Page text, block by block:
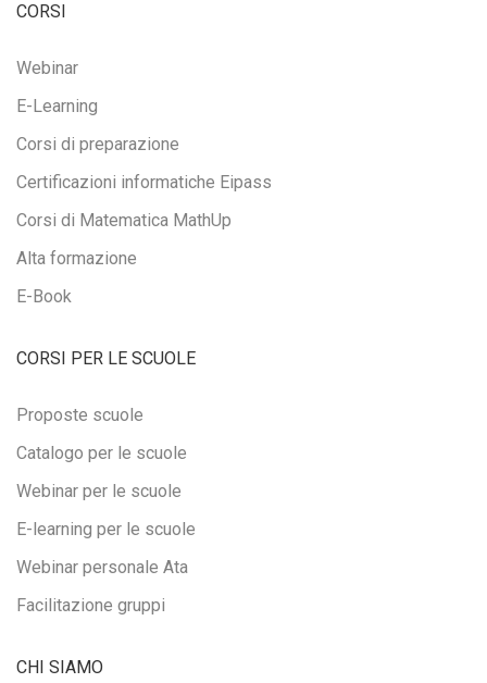
CORSI
Webinar
E-Learning
Corsi di preparazione
Certificazioni informatiche Eipass
Corsi di Matematica MathUp
Alta formazione
E-Book
CORSI PER LE SCUOLE
Proposte scuole
Catalogo per le scuole
Webinar per le scuole
E-learning per le scuole
Webinar personale Ata
Facilitazione gruppi
CHI SIAMO